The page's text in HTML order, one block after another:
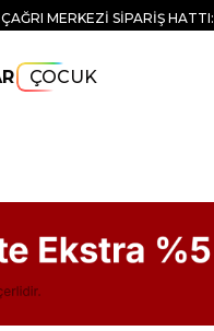
ÇAĞRI MERKEZİ SİPARİŞ HATTI:
ÇOCUK